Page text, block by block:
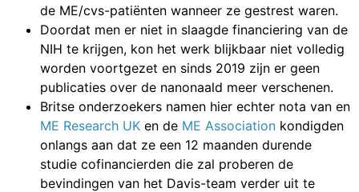
de ME/cvs-patiënten wanneer ze gestrest waren.
Doordat men er niet in slaagde financiering van de
NIH te krijgen, kon het werk blijkbaar niet volledig
worden voortgezet en sinds 2019 zijn er geen
publicaties over de nanonaald meer verschenen.
Britse onderzoekers namen hier echter nota van en
ME Research UK en de ME Association kondigden
onlangs aan dat ze een 12 maanden durende
studie cofinancierden die zal proberen de
bevindingen van het Davis-team verder uit te